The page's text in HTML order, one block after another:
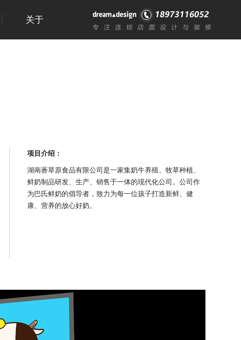
关于
项目介绍：
湖南萫草原食品有限公司是一家集奶牛养殖、牧草种植、
鲜奶制品研发、生产、销售于一体的现代化公司。公司作
为巴氏鲜奶的倡导者，致力为每一位孩子打造新鲜、健
康、营养的放心好奶。